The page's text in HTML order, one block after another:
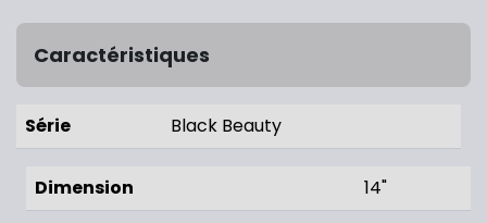
Caractéristiques
Série Black Beauty
Dimension 14"